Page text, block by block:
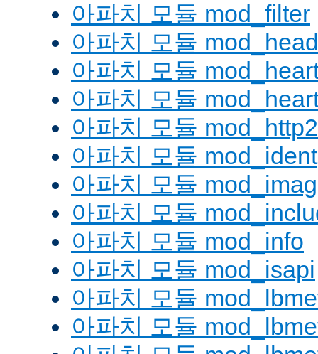
아파치 모듈 mod_filter
아파치 모듈
아파치 모듈
아파치 모듈
아파치 모듈 mod_http2
아파치 모듈 mod_ident
아파치 모듈
아파치 모듈
아파치 모듈 mod_info
아파치 모듈 mod_isapi
아파치 모듈
아파치 모듈